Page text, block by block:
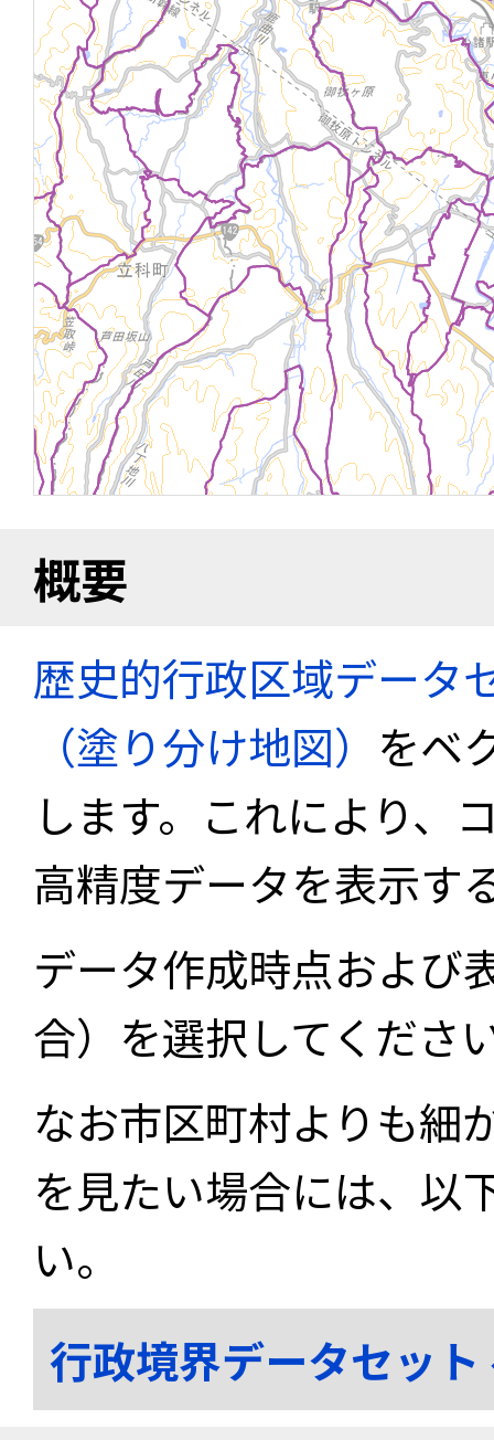
概要
歴史的行政区域データ
（塗り分け地図） をベ
します。これにより、
高精度データを表示す
データ作成時点および
合）を選択してくださ
なお市区町村よりも細
を見たい場合には、以
い。
行政境界データセッ